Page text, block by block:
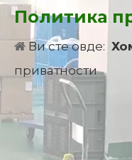
Политика
Ви сте овде:
приватности